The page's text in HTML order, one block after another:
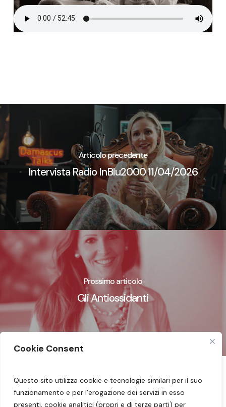
Cookie Consent
Questo sito utilizza cookie e tecnologie similari per il suo
funzionamento e per l’erogazione dei servizi in esso
presenti, cookie analitici (propri e di terze parti) per
Articolo precedente
Intervista Radio InBlu2000 11/04/2026
Prossimo articolo
Gli Antiossidanti
Seguimi sui miei social: Facebook–Instagram